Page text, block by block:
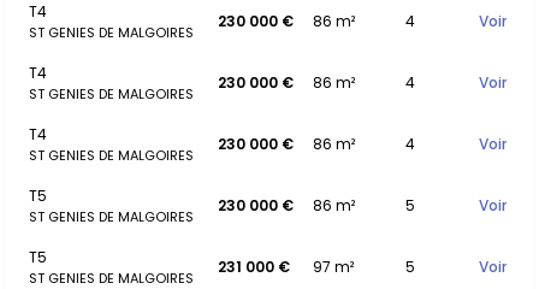
T4
ST GENIES DE MALGOIRES
230 000 € 86 m² 4 Voir
T4
ST GENIES DE MALGOIRES
230 000 € 86 m² 4 Voir
T4
ST GENIES DE MALGOIRES
230 000 € 86 m² 4 Voir
T5
ST GENIES DE MALGOIRES
230 000 € 86 m² 5 Voir
T5
ST GENIES DE MALGOIRES
231 000 € 97 m² 5 Voir